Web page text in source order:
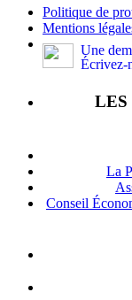
Politique de
Mentions
Une
Écrivez-
LES
La
Conseil